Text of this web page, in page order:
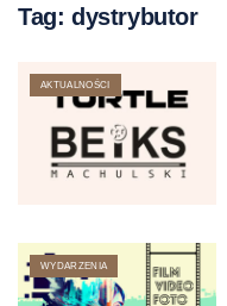
Tag: dystrybutor
AKTUALNOŚCI
WYDARZENIA